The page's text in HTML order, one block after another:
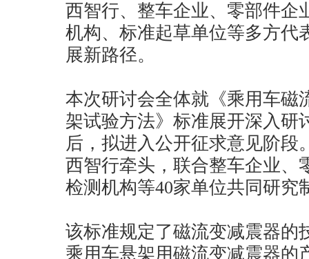
西智行、整车企业、零部件企
机构、标准起草单位等多方代
展新路径。
本次研讨会全体就《乘用车磁
架试验方法》标准展开深入研
后，拟进入公开征求意见阶段
西智行牵头，联合整车企业、
检测机构等40家单位共同研究
该标准规定了磁流变减震器的
乘用车悬架用磁流变减震器的